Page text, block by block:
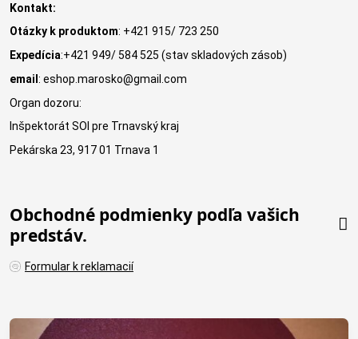
Kontakt:
Otázky k produktom: +421 915/ 723 250
Expedícia:+421 949/ 584 525 (stav skladových zásob)
email : eshop.marosko@gmail.com
Organ dozoru:
Inšpektorát SOI pre Trnavský kraj
Pekárska 23, 917 01 Trnava 1
Obchodné podmienky podľa vašich
predstáv.
Formular k reklamacií